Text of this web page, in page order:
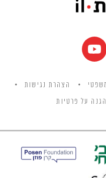
הצהרת נגישות
על פרטיות